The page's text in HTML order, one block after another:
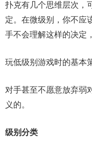
扑克有几个思维层次，
定。在微级别，你不应
手不会理解这样的决定
玩低级别游戏时的基本
对手甚至不愿意放弃弱
义的。
级别分类